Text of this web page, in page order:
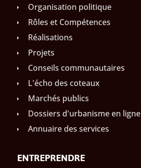
Organisation politique
Rôles et Compétences
Réalisations
Projets
Conseils communautaires
L'écho des coteaux
Marchés publics
Dossiers d'urbanisme en ligne
Annuaire des services
ENTREPRENDRE